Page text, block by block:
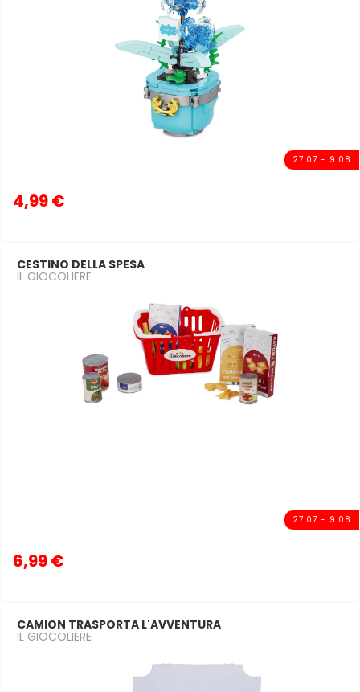
27.07 - 9.08
4,99 €
27.07 - 9.08
CESTINO DELLA SPESA
IL GIOCOLIERE
6,99 €
CAMION TRASPORTA L'AVVENTURA
IL GIOCOLIERE